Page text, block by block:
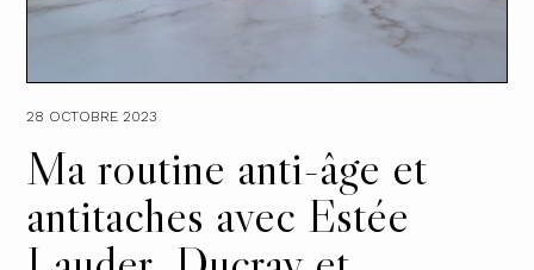
28 OCTOBRE 2023
Ma routine anti-âge et
antitaches avec Estée